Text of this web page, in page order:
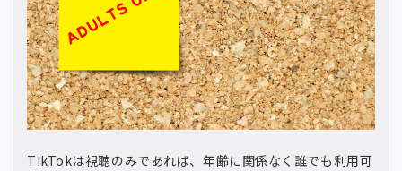
TikTokは視聴のみであれば、年齢に関係なく誰でも利用可